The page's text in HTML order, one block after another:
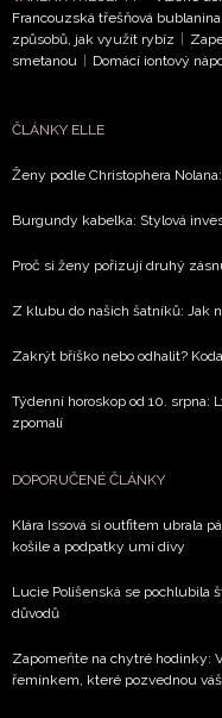
Francouzská třešňová
způsobů, jak využít rybíz |
smetanou | Domácí iontový
ČLÁNKY ELLE
Ženy podle Christophera
Burgundy kabelka: Stylová
Proč si ženy pořizují druhý
Z klubu do našich šatníků: Jak
Zakrýt bříško nebo odhalit?
Týdenní horoskop od 10. srpna:
zpomalí
DOPORUČENÉ ČLÁNKY
Klára Issová si outfitem ubrala
košile a podpatky umí divy
Lucie Polišenská se pochlubila
důvodů
Zapomeňte na chytré hodinky:
řemínkem, které pozvednou